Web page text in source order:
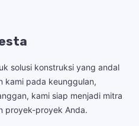
solusi konstruksi yang andal
kami pada keunggulan,
kami siap menjadi mitra
proyek-proyek Anda.